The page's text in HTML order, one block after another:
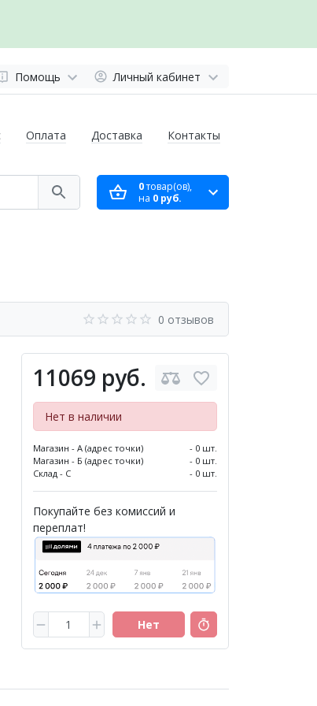
Помощь Личный кабинет
Оплата Доставка Контакты
0товар(ов),
на 0 руб.
0 отзывов
11069 руб.
Нет в наличии
Магазин - А (адрес точки)
- 0 шт.
Магазин - Б (адрес точки)
- 0 шт.
Склад - С
- 0 шт.
Покупайте без комиссий и
переплат!
Нет